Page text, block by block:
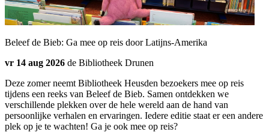
Beleef de Bieb: Ga mee op reis door Latijns-Amerika
vr 14 aug 2026 de Bibliotheek Drunen
Deze zomer neemt Bibliotheek Heusden bezoekers mee op reis
tijdens een reeks van Beleef de Bieb. Samen ontdekken we
verschillende plekken over de hele wereld aan de hand van
persoonlijke verhalen en ervaringen. Iedere editie staat er een andere
plek op je te wachten! Ga je ook mee op reis?